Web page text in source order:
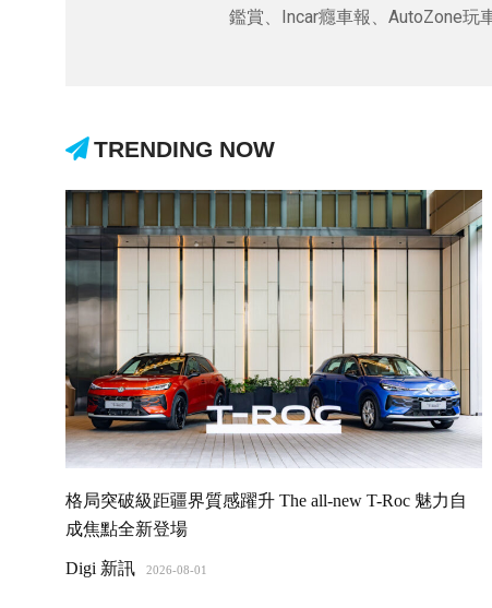
鑑賞、Incar癮車報、AutoZone玩
TRENDING NOW
格局突破級距疆界質感躍升 The all-new T-Roc 魅力自
成焦點全新登場
Digi 新訊 2026-08-01